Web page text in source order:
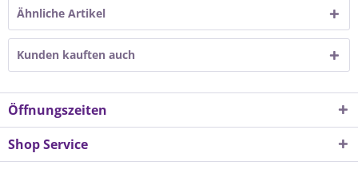
Ähnliche Artikel
Kunden kauften auch
Öffnungszeiten
Shop Service